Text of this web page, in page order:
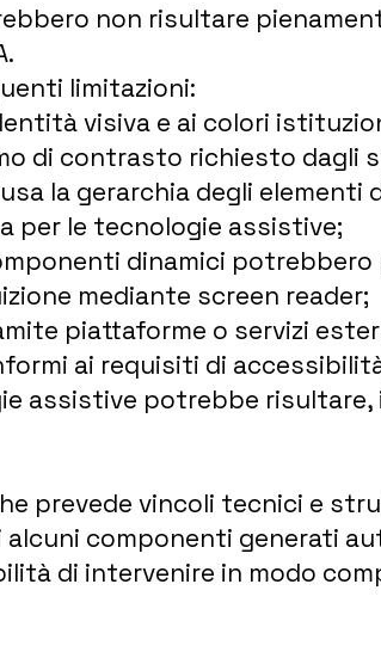
non risultare
limitazioni:
visiva e ai colori
di contrasto richiesto dagli
la gerarchia degli
per le tecnologie assistive;
dinamici
mediante screen reader;
piattaforme o servizi
ai requisiti di
assistive potrebbe risultare,
prevede vincoli tecnici e
alcuni componenti generati
di intervenire in modo